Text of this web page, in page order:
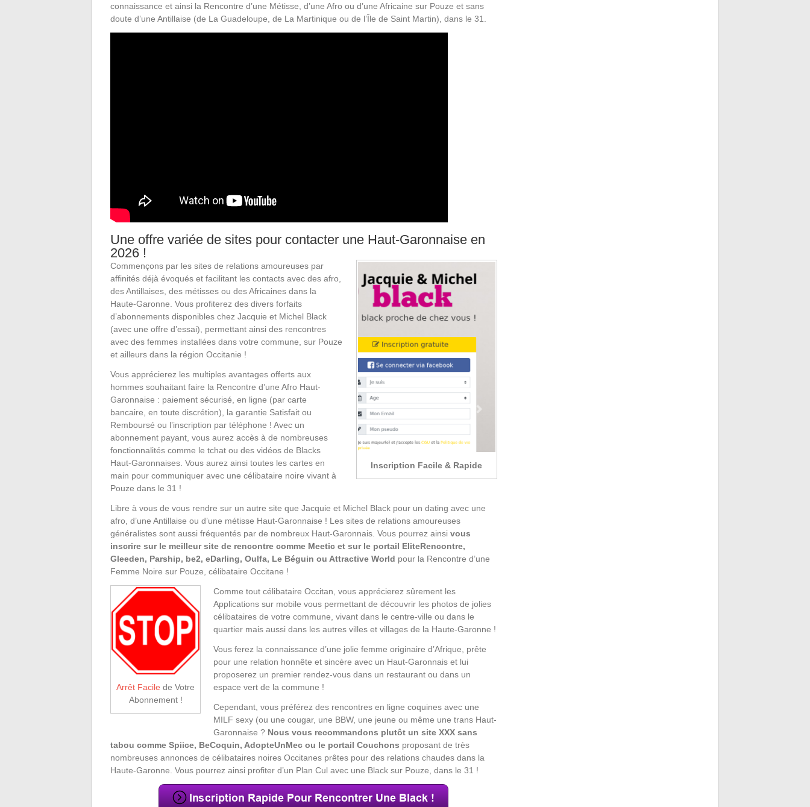
connaissance et ainsi la Rencontre d’une Métisse, d’une Afro ou d’une Africaine sur Pouze et sans
doute d’une Antillaise (de La Guadeloupe, de La Martinique ou de l’Île de Saint Martin), dans le 31.
Une offre variée de sites pour contacter une Haut-Garonnaise en
2026 !
Inscription Facile & Rapide
Commençons par les sites de relations amoureuses par
affinités déjà évoqués et facilitant les contacts avec des afro,
des Antillaises, des métisses ou des Africaines dans la
Haute-Garonne. Vous profiterez des divers forfaits
d’abonnements disponibles chez Jacquie et Michel Black
(avec une offre d’essai), permettant ainsi des rencontres
avec des femmes installées dans votre commune, sur Pouze
et ailleurs dans la région Occitanie !
Vous apprécierez les multiples avantages offerts aux
hommes souhaitant faire la Rencontre d’une Afro Haut-
Garonnaise : paiement sécurisé, en ligne (par carte
bancaire, en toute discrétion), la garantie Satisfait ou
Remboursé ou l’inscription par téléphone ! Avec un
abonnement payant, vous aurez accès à de nombreuses
fonctionnalités comme le tchat ou des vidéos de Blacks
Haut-Garonnaises. Vous aurez ainsi toutes les cartes en
main pour communiquer avec une célibataire noire vivant à
Pouze dans le 31 !
Libre à vous de vous rendre sur un autre site que Jacquie et Michel Black pour un dating avec une
afro, d’une Antillaise ou d’une métisse Haut-Garonnaise ! Les sites de relations amoureuses
généralistes sont aussi fréquentés par de nombreux Haut-Garonnais. Vous pourrez ainsi vous
inscrire sur le meilleur site de rencontre comme Meetic et sur le portail EliteRencontre,
Gleeden, Parship, be2, eDarling, Oulfa, Le Béguin ou Attractive World pour la Rencontre d’une
Femme Noire sur Pouze, célibataire Occitane !
Arrêt Facile de Votre
Abonnement !
Comme tout célibataire Occitan, vous apprécierez sûrement les
Applications sur mobile vous permettant de découvrir les photos de jolies
célibataires de votre commune, vivant dans le centre-ville ou dans le
quartier mais aussi dans les autres villes et villages de la Haute-Garonne !
Vous ferez la connaissance d’une jolie femme originaire d’Afrique, prête
pour une relation honnête et sincère avec un Haut-Garonnais et lui
proposerez un premier rendez-vous dans un restaurant ou dans un
espace vert de la commune !
Cependant, vous préférez des rencontres en ligne coquines avec une
MILF sexy (ou une cougar, une BBW, une jeune ou même une trans Haut-
Garonnaise ? Nous vous recommandons plutôt un site XXX sans
tabou comme Spiice, BeCoquin, AdopteUnMec ou le portail Couchons proposant de très
nombreuses annonces de célibataires noires Occitanes prêtes pour des relations chaudes dans la
Haute-Garonne. Vous pourrez ainsi profiter d’un Plan Cul avec une Black sur Pouze, dans le 31 !